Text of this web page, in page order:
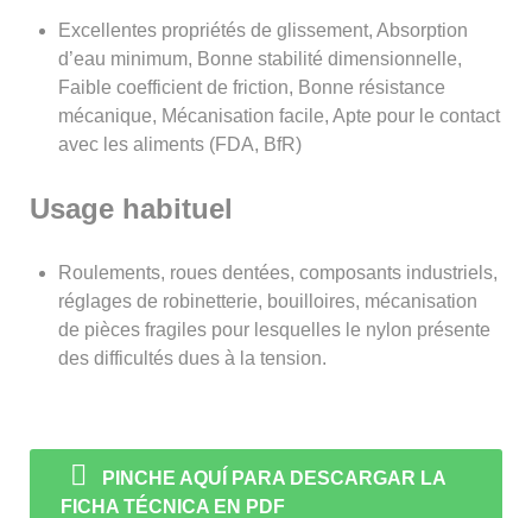
Excellentes propriétés de glissement, Absorption
d’eau minimum, Bonne stabilité dimensionnelle,
Faible coefficient de friction, Bonne résistance
mécanique, Mécanisation facile, Apte pour le contact
avec les aliments (FDA, BfR)
Usage habituel
Roulements, roues dentées, composants industriels,
réglages de robinetterie, bouilloires, mécanisation
de pièces fragiles pour lesquelles le nylon présente
des difficultés dues à la tension.
PINCHE AQUÍ PARA DESCARGAR LA
FICHA TÉCNICA EN PDF